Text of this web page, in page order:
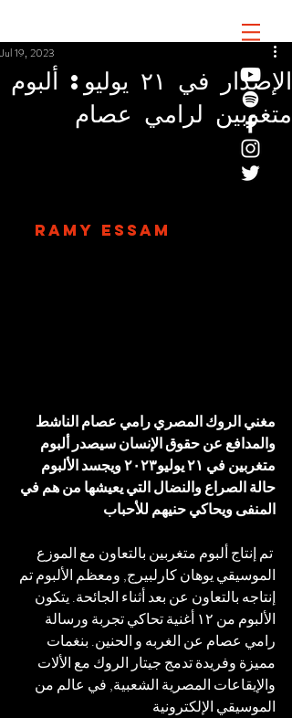
RAMY ESSAM
الإصدار في ٢١ يوليو: ألبوم
متغربين لرامي عصام
Jul 19, 2023
مغني الروك المصري رامي عصام الناشط
والمدافع عن حقوق الإنسان سيصدر ألبوم
متغربين في ٢١ يوليو٢٠٢٣ ويجسد الألبوم
حالة الصراع والنضال التي يعيشها من هم في
المنفى ويحاكي حنيهم للأحباب
تم إنتاج ألبوم متغربين بالتعاون مع الموزع
الموسيقي يوهان كارلبيرج, ومعظم الألبوم تم
إنتاجه بالتعاون عن بعد أثناء الجائحة. يتكون
الألبوم من ١٢ أغنية تحاكي تجربة ورسالة
رامي عصام عن الغربه و الحنين. بنغمات
مميزة وفريدة تدمج جيتار الروك مع الألات
والإيقاعات المصرية الشعبية, في عالم من
الموسيقي الإلكترونية